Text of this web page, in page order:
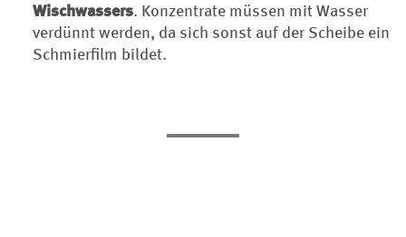
Wischwassers. Konzentrate müssen mit Wasser
verdünnt werden, da sich sonst auf der Scheibe ein
Schmierfilm bildet.